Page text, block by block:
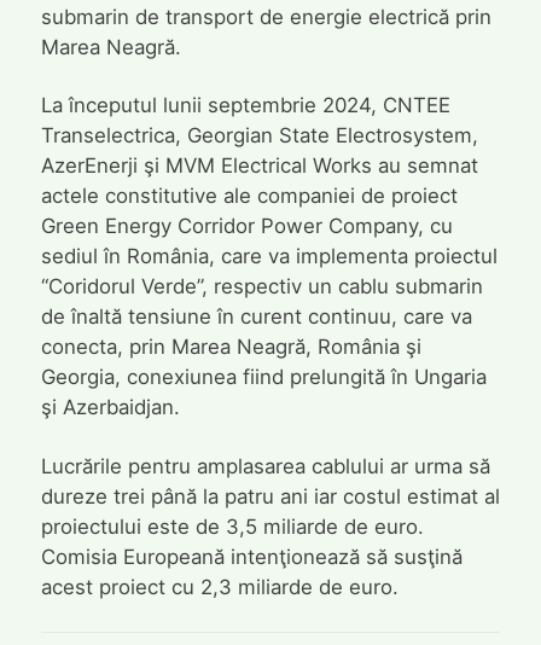
submarin de transport de energie electrică prin
Marea Neagră.
La începutul lunii septembrie 2024, CNTEE
Transelectrica, Georgian State Electrosystem,
AzerEnerji şi MVM Electrical Works au semnat
actele constitutive ale companiei de proiect
Green Energy Corridor Power Company, cu
sediul în România, care va implementa proiectul
“Coridorul Verde”, respectiv un cablu submarin
de înaltă tensiune în curent continuu, care va
conecta, prin Marea Neagră, România şi
Georgia, conexiunea fiind prelungită în Ungaria
şi Azerbaidjan.
Lucrările pentru amplasarea cablului ar urma să
dureze trei până la patru ani iar costul estimat al
proiectului este de 3,5 miliarde de euro.
Comisia Europeană intenţionează să susţină
acest proiect cu 2,3 miliarde de euro.